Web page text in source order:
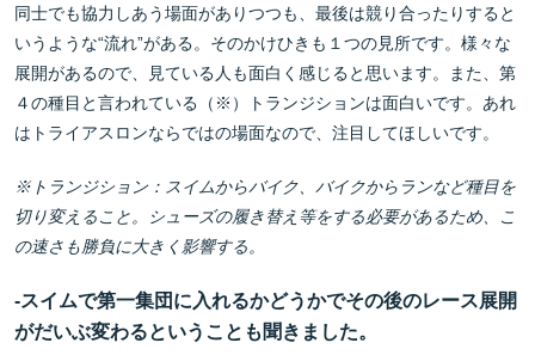
同士でも協力しあう場面がありつつも、最後は競り合ったりすると
いうような“流れ”がある。そのかけひきも１つの見所です。様々な
展開があるので、見ている人も面白く感じると思います。また、第
４の種目と言われている（※）トランジションは面白いです。あれ
はトライアスロンならではの場面なので、注目してほしいです。
※トランジション：スイムからバイク、バイクからランなど種目を
切り変えること。シューズの履き替え等をする必要があるため、こ
の速さも勝負に大きく影響する。
-スイムで第一集団に入れるかどうかでその後のレース展開
がだいぶ変わるということも聞きました。